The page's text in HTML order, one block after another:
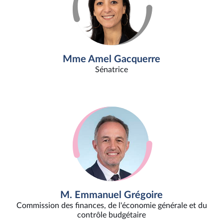
Mme Amel Gacquerre
Sénatrice
M. Emmanuel Grégoire
Commission des finances, de l'économie générale et du
contrôle budgétaire